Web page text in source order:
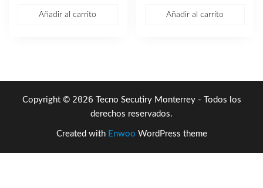
Añadir al carrito Añadir al carrito
Copyright © 2026 Tecno Secutiry Monterrey - Todos los
derechos reservados.
Created with Enwoo WordPress theme